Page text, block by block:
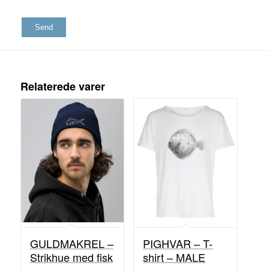
Relaterede varer
GULDMAKREL –
Strikhue med fisk
PIGHVAR – T-
shirt – MALE